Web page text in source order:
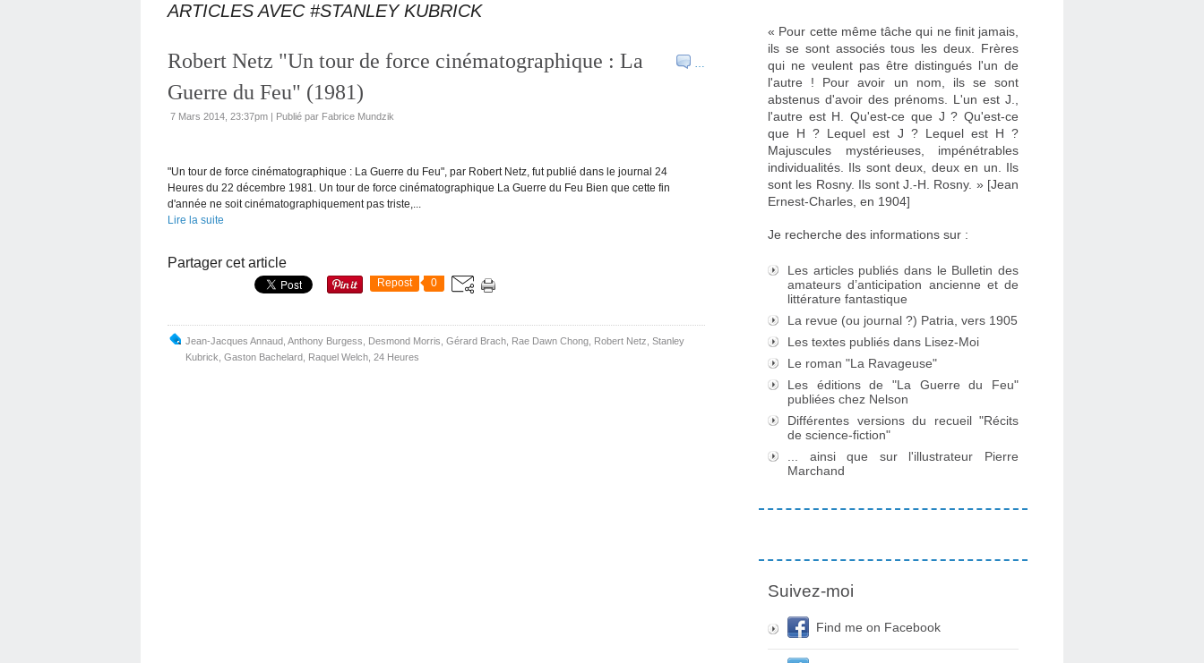
ARTICLES AVEC #STANLEY KUBRICK
…
Robert Netz "Un tour de force cinématographique : La
Guerre du Feu" (1981)
7 Mars 2014, 23:37pm | Publié par Fabrice Mundzik
"Un tour de force cinématographique : La Guerre du Feu", par Robert Netz, fut publié dans le journal 24
Heures du 22 décembre 1981. Un tour de force cinématographique La Guerre du Feu Bien que cette fin
d'année ne soit cinématographiquement pas triste,...
Lire la suite
Partager cet article
Repost 0
Jean-Jacques Annaud Anthony Burgess Desmond Morris Gérard Brach Rae Dawn Chong Robert Netz Stanley
Kubrick Gaston Bachelard Raquel Welch 24 Heures
« Pour cette même tâche qui ne finit jamais,
ils se sont associés tous les deux. Frères
qui ne veulent pas être distingués l'un de
l'autre ! Pour avoir un nom, ils se sont
abstenus d'avoir des prénoms. L'un est J.,
l'autre est H. Qu'est-ce que J ? Qu'est-ce
que H ? Lequel est J ? Lequel est H ?
Majuscules mystérieuses, impénétrables
individualités. Ils sont deux, deux en un. Ils
sont les Rosny. Ils sont J.-H. Rosny. » [Jean
Ernest-Charles, en 1904]
Je recherche des informations sur :
Les articles publiés dans le Bulletin des
amateurs d’anticipation ancienne et de
littérature fantastique
La revue (ou journal ?) Patria, vers 1905
Les textes publiés dans Lisez-Moi
Le roman "La Ravageuse"
Les éditions de "La Guerre du Feu"
publiées chez Nelson
Différentes versions du recueil "Récits
de science-fiction"
... ainsi que sur l'illustrateur Pierre
Marchand
Suivez-moi
Find me on Facebook